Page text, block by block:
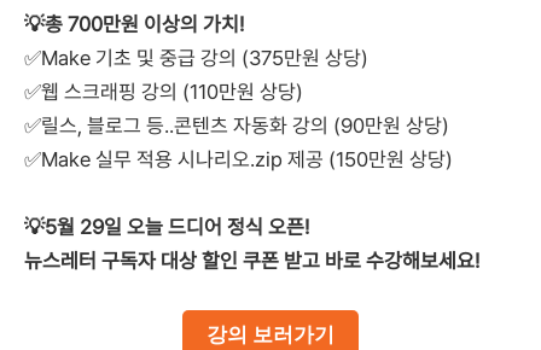
💡총 700만원 이상의 가치!
✅Make 기초 및 중급 강의 (375만원 상당)
✅웹 스크래핑 강의 (110만원 상당)
✅릴스, 블로그 등..콘텐츠 자동화 강의 (90만원 상당)
✅Make 실무 적용 시나리오.zip 제공 (150만원 상당)
💡5월 29일 오늘 드디어 정식 오픈!
뉴스레터 구독자 대상 할인 쿠폰 받고 바로 수강해보세요!
강의 보러가기